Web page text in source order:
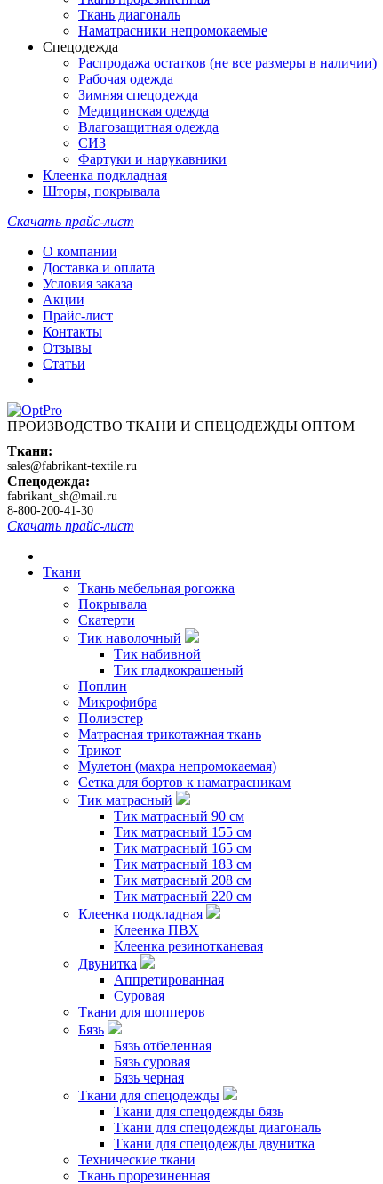
Ткань диагональ
Наматрасники непромокаемые
Спецодежда
Распродажа остатков (не все размеры в наличии)
Рабочая одежда
Зимняя спецодежда
Медицинская одежда
Влагозащитная одежда
СИЗ
Фартуки и нарукавники
Клеенка подкладная
Шторы, покрывала
Скачать прайс-лист
О компании
Доставка и оплата
Условия заказа
Акции
Прайс-лист
Контакты
Отзывы
Статьи
ПРОИЗВОДСТВО ТКАНИ И СПЕЦОДЕЖДЫ ОПТОМ
Ткани:
sales@fabrikant-textile.ru
Спецодежда:
fabrikant_sh@mail.ru
8-800-200-41-30
Скачать прайс-лист
Ткани
Ткань мебельная рогожка
Покрывала
Скатерти
Тик наволочный
Тик набивной
Тик гладкокрашеный
Поплин
Микрофибра
Полиэстер
Матрасная трикотажная ткань
Трикот
Мулетон (махра непромокаемая)
Сетка для бортов к наматрасникам
Тик матрасный
Тик матрасный 90 см
Тик матрасный 155 см
Тик матрасный 165 см
Тик матрасный 183 см
Тик матрасный 208 см
Тик матрасный 220 см
Клеенка подкладная
Клеенка ПВХ
Клеенка резинотканевая
Двунитка
Аппретированная
Суровая
Ткани для шопперов
Бязь
Бязь отбеленная
Бязь суровая
Бязь черная
Ткани для спецодежды
Ткани для спецодежды бязь
Ткани для спецодежды диагональ
Ткани для спецодежды двунитка
Технические ткани
Ткань прорезиненная